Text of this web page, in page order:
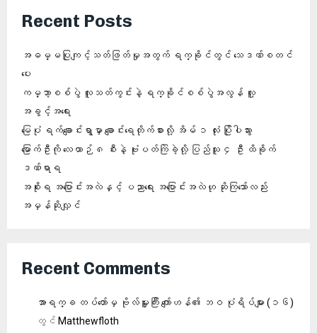
Recent Posts
အဓမ္မပြုကျင့်သတ်ဖြတ်မှုအတွက် ရက္ခိုင်တွင် သေဒဏ်စတင်
ပေး
ကမ္ဘာ့စစ်ပွဲ လူသတ်ကွင်းနဲ့ ရက္ခိုင်စစ်ပွဲအလွန် လူ့
အခွင့်အရေး
မြေပုံ ရက်ချောင်းရွာမှာ ချောင်းရေတိုက်စားလို့ အိမ် ၁ လုံး ပြိုပါသွား
မြောက်ဦးကို လေယာဉ် ၈ စီးနဲ့ ဗုံးပတ်ကြဲခဲ့လို့ ပြည်သူ ၄ ဦး ထိခိုက်
ဒဏ်ရာရ
အစိုးရ အပြောင်းအလဲနှင့် ပညာရေး အပြောင်းအလဲဟု ဆိုကြသော်လည်း
အမှန်ဆိုလျှင်
Recent Comments
အာရက္ခ တပ်တော်မှ ဗိုလ်မှူးကြီး ကျော်ဟန်၏ ဘဝ ပုံရိပ်များ (၁၆)
တွင် Matthewfloth